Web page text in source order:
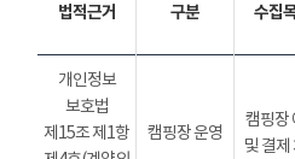
법적근거 구분 수집
개인정보
보호법
제15조 제1항
캠핑장 운영
캠핑장
및 결제